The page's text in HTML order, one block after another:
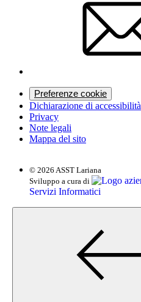
Preferenze cookie
Dichiarazione di accessibilità
Privacy
Note legali
Mappa del sito
© 2026 ASST Lariana
Sviluppo a cura di
Servizi Informatici